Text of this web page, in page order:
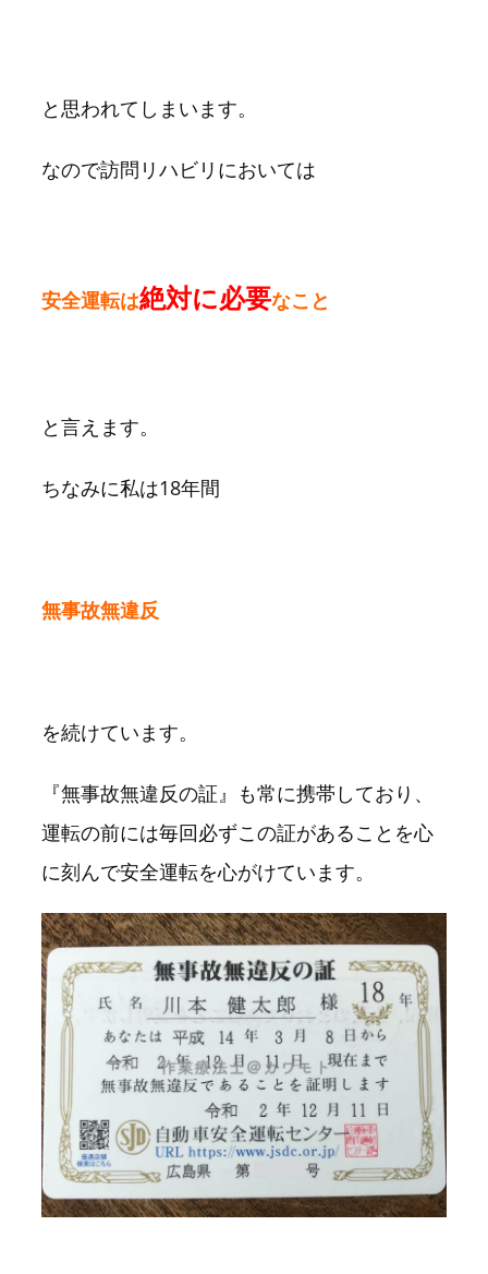
と思われてしまいます。
なので訪問リハビリにおいては
安全運転は絶対に必要なこと
と言えます。
ちなみに私は18年間
無事故無違反
を続けています。
『無事故無違反の証』も常に携帯しており、
運転の前には毎回必ずこの証があることを心
に刻んで安全運転を心がけています。